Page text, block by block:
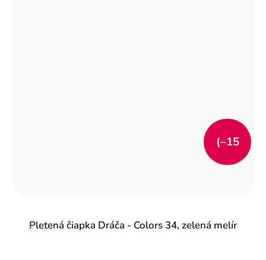
Pletená čiapka Dráča - Colors 34, zelená melír
(–15